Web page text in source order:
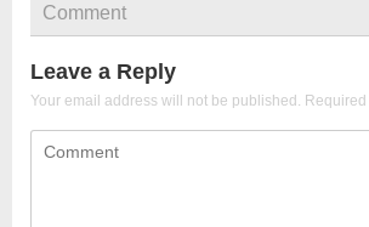
Comment
Leave a Reply
Your email address will not be published.